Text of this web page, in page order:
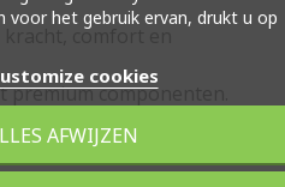
comfort en
componenten.
én verre tochten.
stijlvol, duurzaam en
het gebruik ervan, drukt u op
cookies
AFWIJZEN